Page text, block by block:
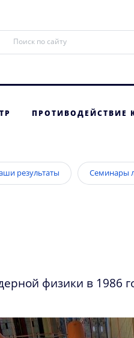
ПРОТИВОДЕЙСТВИЕ
результаты Семинары
физики в 1986